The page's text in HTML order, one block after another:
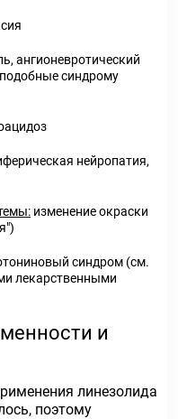
ангионевротический
синдрому
нейропатия,
изменение окраски
синдром (см.
лекарственными
и
линезолида
поэтому